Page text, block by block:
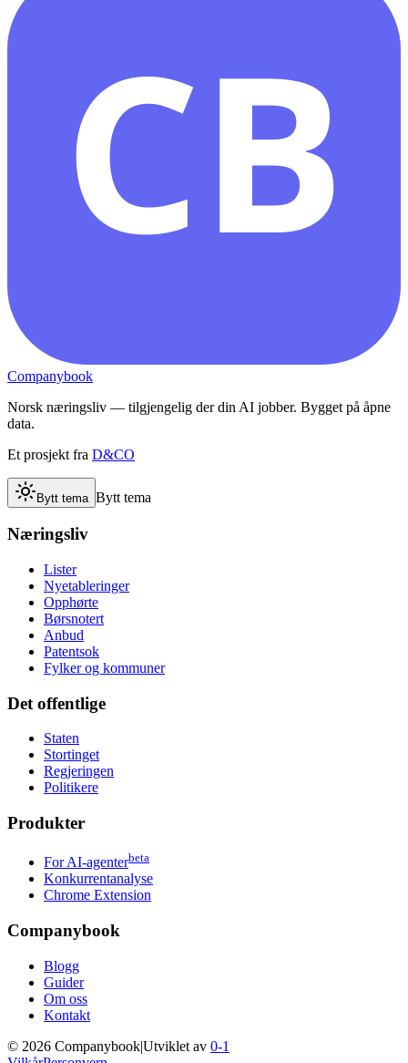
CB
Companybook
Norsk næringsliv — tilgjengelig der din AI jobber. Bygget på åpne
data.
Et prosjekt fra D&CO
Bytt tema Bytt tema
Næringsliv
Lister
Nyetableringer
Opphørte
Børsnotert
Anbud
Patentsok
Fylker og kommuner
Det offentlige
Staten
Stortinget
Regjeringen
Politikere
Produkter
For AI-agenterbeta
Konkurrentanalyse
Chrome Extension
Companybook
Blogg
Guider
Om oss
Kontakt
© 2026 Companybook|Utviklet av 0-1